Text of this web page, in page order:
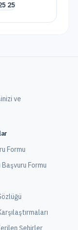
25
ve
Formu
Formu
Şehirler